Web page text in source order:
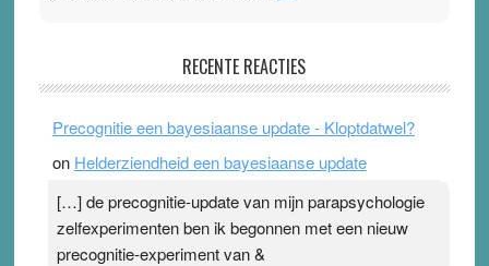
Ward van Beek
topsporters. Ze hopen ermee hun hartslag te verlagen
terwijl ze meer zuurstof opnemen. Daarop heeft zo’n
ademen’ kan goud waard zijn. Door…Lees meer
Pleisterplakkers in de topspsort ›[...]
RECENTE REACTIES
Precognitie een bayesiaanse update - Kloptdatwel?
on Helderziendheid een bayesiaanse update
[…] de precognitie-update van mijn parapsychologie
zelfexperimenten ben ik begonnen met een nieuw
precognitie-experiment van &